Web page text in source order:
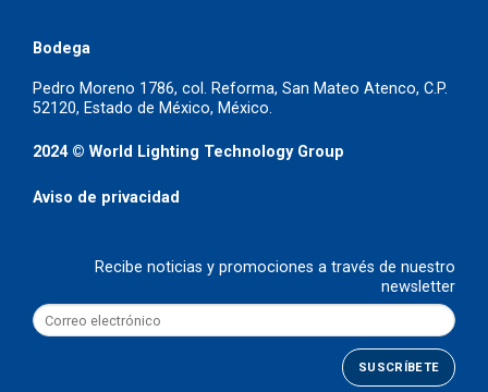
Bodega
Pedro Moreno 1786, col. Reforma, San Mateo Atenco, C.P.
52120, Estado de México, México.
2024 © World Lighting Technology Group
Aviso de privacidad
Recibe noticias y promociones a través de nuestro
newsletter